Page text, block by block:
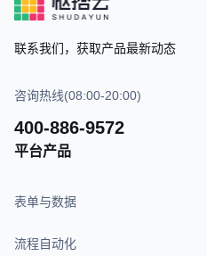
联系我们，获取产品最新动态
咨询热线(08:00-20:00)
400-886-9572
平台产品
表单与数据
流程自动化